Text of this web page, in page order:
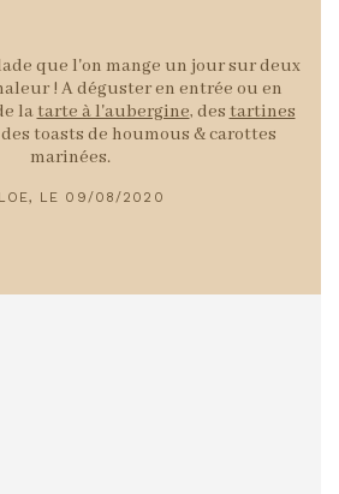
que l'on mange un jour sur deux
! A déguster en entrée ou en
la tarte à l'aubergine, des tartines
toasts de houmous & carottes
marinées.
LE 09/08/2020